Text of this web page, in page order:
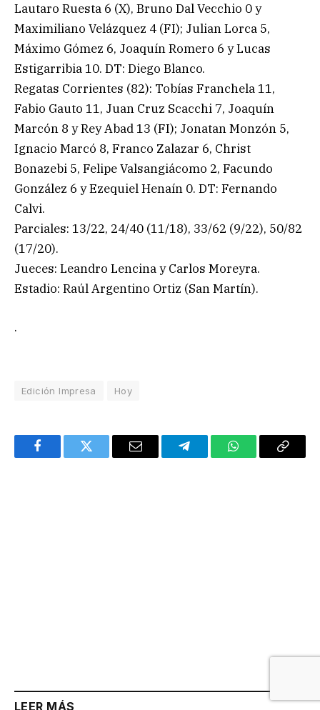
Lautaro Ruesta 6 (X), Bruno Dal Vecchio 0 y
Maximiliano Velázquez 4 (FI); Julian Lorca 5,
Máximo Gómez 6, Joaquín Romero 6 y Lucas
Estigarribia 10. DT: Diego Blanco.
Regatas Corrientes (82): Tobías Franchela 11,
Fabio Gauto 11, Juan Cruz Scacchi 7, Joaquín
Marcón 8 y Rey Abad 13 (FI); Jonatan Monzón 5,
Ignacio Marcó 8, Franco Zalazar 6, Christ
Bonazebi 5, Felipe Valsangiácomo 2, Facundo
González 6 y Ezequiel Henaín 0. DT: Fernando
Calvi.
Parciales: 13/22, 24/40 (11/18), 33/62 (9/22), 50/82
(17/20).
Jueces: Leandro Lencina y Carlos Moreyra.
Estadio: Raúl Argentino Ortiz (San Martín).
.
Edición Impresa Hoy
FacebookTwitter Email TelegramWhatsAppCopy
LEER MÁS